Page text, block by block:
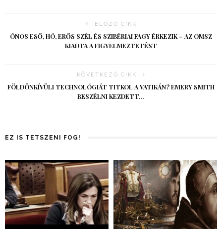
ELŐZŐ CIKK
ÓNOS ESŐ, HÓ, ERŐS SZÉL ÉS SZIBÉRIAI FAGY ÉRKEZIK – AZ OMSZ
KIADTA A FIGYELMEZTETÉST
KÖVETKEZŐ CIKK
FÖLDÖNKÍVÜLI TECHNOLÓGIÁT TITKOL A VATIKÁN? EMERY SMITH
BESZÉLNI KEZDETT…
EZ IS TETSZENI FOG!